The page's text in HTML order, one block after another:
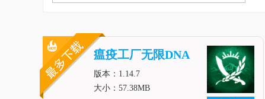
瘟疫工厂无限DNA
版2023
版本：1.14.7
大小：57.38MB